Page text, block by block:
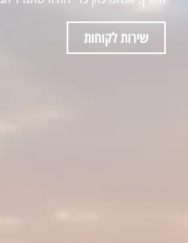
שירות לקוחות